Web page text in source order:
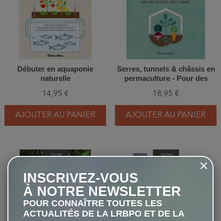
Débuter en aquaponie
naturelle
14,95 €
AJOUTER AU PANIER
Serres, tunnels & châssis en
permaculture - Pour des
18,95 €
AJOUTER AU PANIER
-20%
favorite_border
-20%
INSCRIVEZ-VOUS
À NOTRE NEWSLETTER
POUR CONNAÎTRE TOUTES LES
ACTUALITÉS DE LA LRBPO ET DE LA